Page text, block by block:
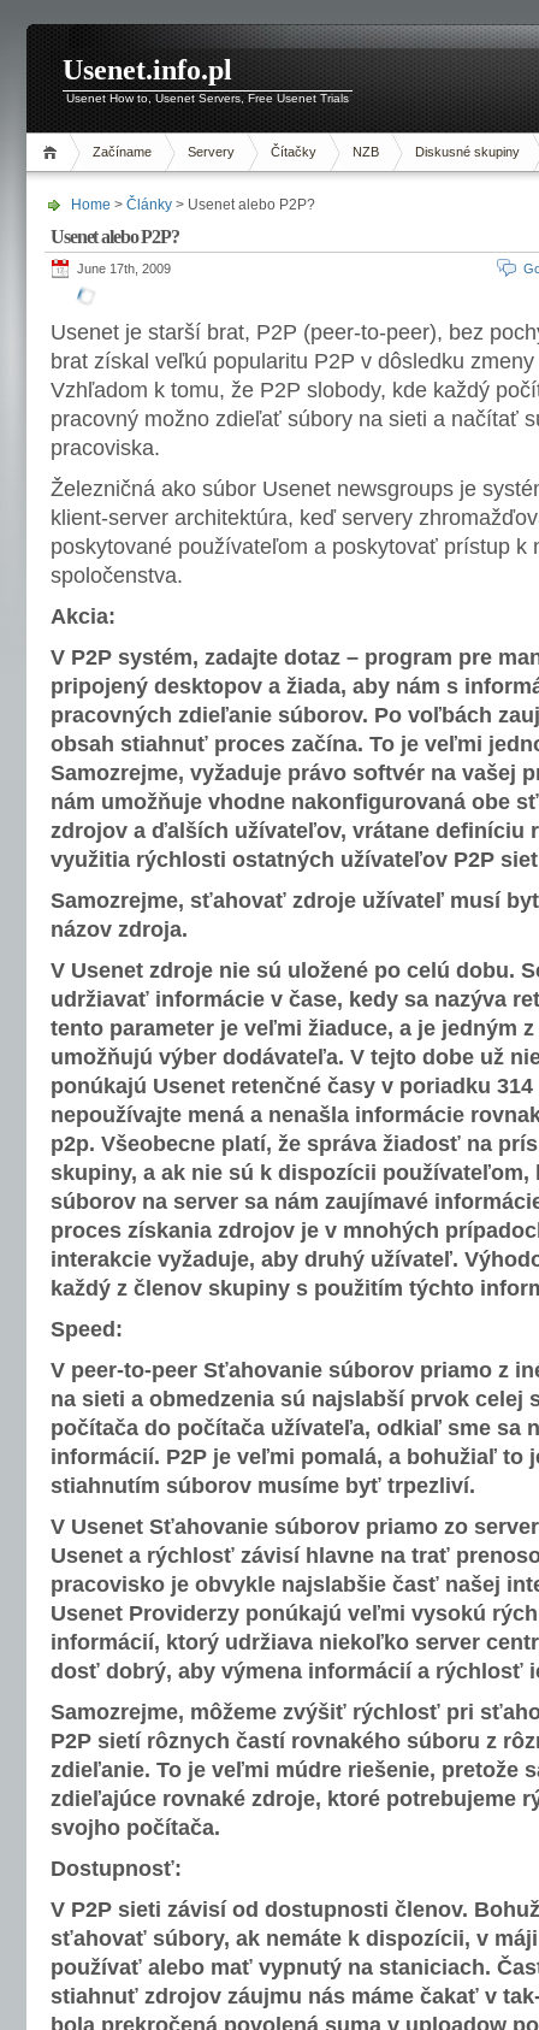
Usenet.info.pl
Usenet How to, Usenet Servers, Free Usenet Trials
Začíname Servery Čítačky NZB Diskusné skupiny
Home > Články > Usenet alebo P2P?
Usenet alebo P2P?
June 17th, 2009
Usenet je starší brat, P2P (peer-to-peer), bez
brat získal veľkú popularitu P2P v dôsledku
Vzhľadom k tomu, že P2P slobody, kde každý
pracovný možno zdieľať súbory na sieti a načítať
pracoviska.
Železničná ako súbor Usenet newsgroups je
klient-server architektúra, keď servery
poskytované používateľom a poskytovať prístup k
spoločenstva.
Akcia:
V P2P systém, zadajte dotaz – program pre
pripojený desktopov a žiada, aby nám s
pracovných zdieľanie súborov. Po voľbách
obsah stiahnuť proces začína. To je veľmi
Samozrejme, vyžaduje právo softvér na vašej
nám umožňuje vhodne nakonfigurovaná obe
zdrojov a ďalších užívateľov, vrátane definíciu
využitia rýchlosti ostatných užívateľov P2P
Samozrejme, sťahovať zdroje užívateľ musí
názov zdroja.
V Usenet zdroje nie sú uložené po celú dobu.
udržiavať informácie v čase, kedy sa nazýva
tento parameter je veľmi žiaduce, a je jedným
umožňujú výber dodávateľa. V tejto dobe už
ponúkajú Usenet retenčné časy v poriadku 314
nepoužívajte mená a nenašla informácie
p2p. Všeobecne platí, že správa žiadosť na
skupiny, a ak nie sú k dispozícii
súborov na server sa nám zaujímavé
proces získania zdrojov je v mnohých
interakcie vyžaduje, aby druhý užívateľ.
každý z členov skupiny s použitím týchto
Speed:
V peer-to-peer Sťahovanie súborov priamo z
na sieti a obmedzenia sú najslabší prvok celej
počítača do počítača užívateľa, odkiaľ sme sa
informácií. P2P je veľmi pomalá, a bohužiaľ to
stiahnutím súborov musíme byť trpezliví.
V Usenet Sťahovanie súborov priamo zo
Usenet a rýchlosť závisí hlavne na trať
pracovisko je obvykle najslabšie časť našej
Usenet Providerzy ponúkajú veľmi vysokú
informácií, ktorý udržiava niekoľko server
dosť dobrý, aby výmena informácií a rýchlosť
Samozrejme, môžeme zvýšiť rýchlosť pri
P2P sietí rôznych častí rovnakého súboru z
zdieľanie. To je veľmi múdre riešenie, pretože
zdieľajúce rovnaké zdroje, ktoré potrebujeme
svojho počítača.
Dostupnosť:
V P2P sieti závisí od dostupnosti členov.
sťahovať súbory, ak nemáte k dispozícii, v
používať alebo mať vypnutý na staniciach.
stiahnuť zdrojov záujmu nás máme čakať v
bola prekročená povolená suma v uploadow